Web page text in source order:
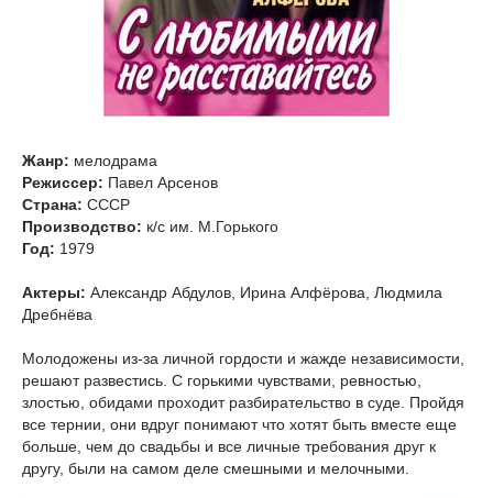
Жанр: мелодрама
Режиссер: Павел Арсенов
Страна: СССР
Производство: к/c им. М.Горького
Год: 1979
Актеры: Александр Абдулов, Ирина Алфёрова, Людмила
Дребнёва
Молодожены из-за личной гордости и жажде независимости,
решают развестись. С горькими чувствами, ревностью,
злостью, обидами проходит разбирательство в суде. Пройдя
все тернии, они вдруг понимают что хотят быть вместе еще
больше, чем до свадьбы и все личные требования друг к
другу, были на самом деле смешными и мелочными.